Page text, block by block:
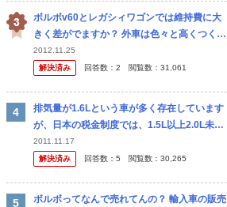
ボルボv60とレガシィワゴンでは維持費に大
きく差がでますか？ 外車は色々と高くつくの
でしょうか？
2012.11.25
解決済み
回答数： 2 閲覧数： 31,061
排気量が1.6Lという車が多く存在しています
が、日本の税金制度では、1.5L以上2.0L未満
までが同じなのに、どうして1.6Lの車が多く
存在しているのでしょうか？ またボルボのS
2011.11.17
解決済み
回答数： 5 閲覧数： 30,265
ボルボってなんで売れてんの？ 輸入車の販売